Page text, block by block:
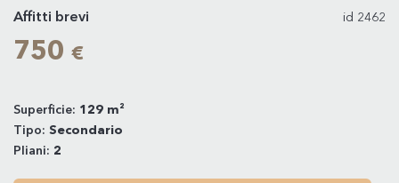
Affitti brevi id 2462
750 €
Superficie: 129 m²
Tipo: Secondario
Pliani: 2